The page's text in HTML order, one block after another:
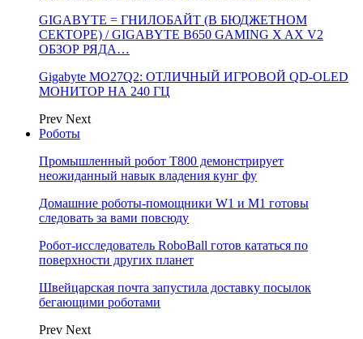
GIGABYTE = ГНИЛОБАЙТ (В БЮДЖЕТНОМ
СЕКТОРЕ) / GIGABYTE B650 GAMING X AX V2
ОБЗОР РЯДА…
Gigabyte MO27Q2: ОТЛИЧНЫЙ ИГРОВОЙ QD-OLED
МОНИТОР НА 240 ГЦ
Prev Next
Роботы
Промышленный робот Т800 демонстрирует
неожиданный навык владения кунг фу
Домашние роботы-помощники W1 и M1 готовы
следовать за вами повсюду
Робот-исследователь RoboBall готов кататься по
поверхности других планет
Швейцарская почта запустила доставку посылок
бегающими роботами
Prev Next